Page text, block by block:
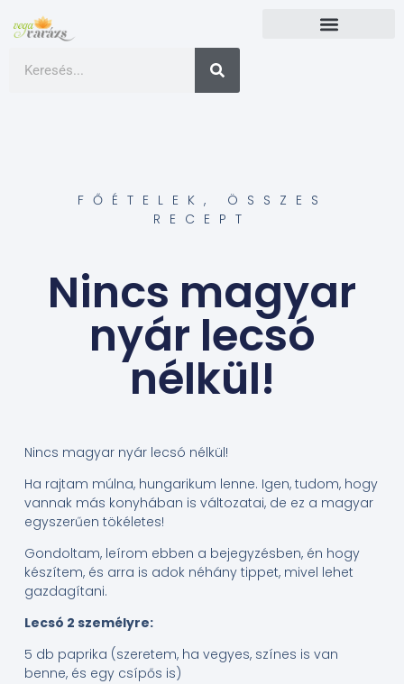
FŐÉTELEK , ÖSSZES
RECEPT
Nincs magyar
nyár lecsó
nélkül!
Nincs magyar nyár lecsó nélkül!
Ha rajtam múlna, hungarikum lenne. Igen, tudom, hogy
vannak más konyhában is változatai, de ez a magyar
egyszerűen tökéletes!
Gondoltam, leírom ebben a bejegyzésben, én hogy
készítem, és arra is adok néhány tippet, mivel lehet
gazdagítani.
Lecsó 2 személyre:
5 db paprika (szeretem, ha vegyes, színes is van
benne, és egy csípős is)